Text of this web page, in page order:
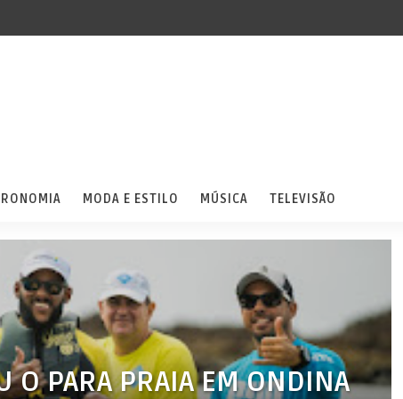
MODA E ESTILO MÚSICA TELEVISÃO
O PARA PRAIA EM ONDINA